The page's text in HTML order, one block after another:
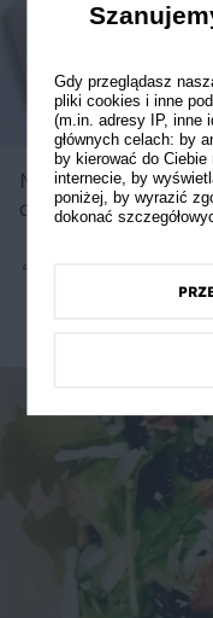
Makaron ze
arachidowymi
5
Gdy przeglądasz
pliki cookies i inne
(m.in. adresy IP, inne
głównych celach: by
by kierować do
internecie, by
poniżej, by wyrazić
dokonać